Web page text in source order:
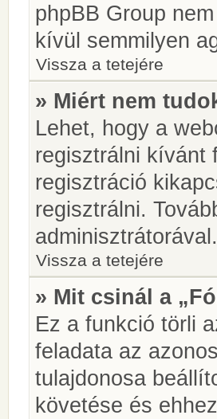
phpBB Group
kívül semmilyen
Vissza a tetejére
» Miért nem
Lehet, hogy a
regisztrálni kívánt
regisztráció
regisztrálni.
adminisztrátorával.
Vissza a tetejére
» Mit csinál a
Ez a funkció törli
feladata az
tulajdonosa
követése és